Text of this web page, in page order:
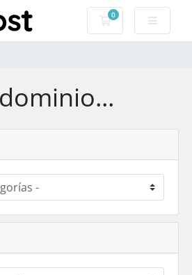
0
Carro de Pedidos